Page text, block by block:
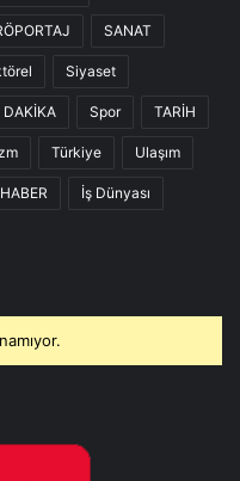
SANAT
Siyaset
DAKİKA Spor TARİH
Türkiye Ulaşım
İş Dünyası